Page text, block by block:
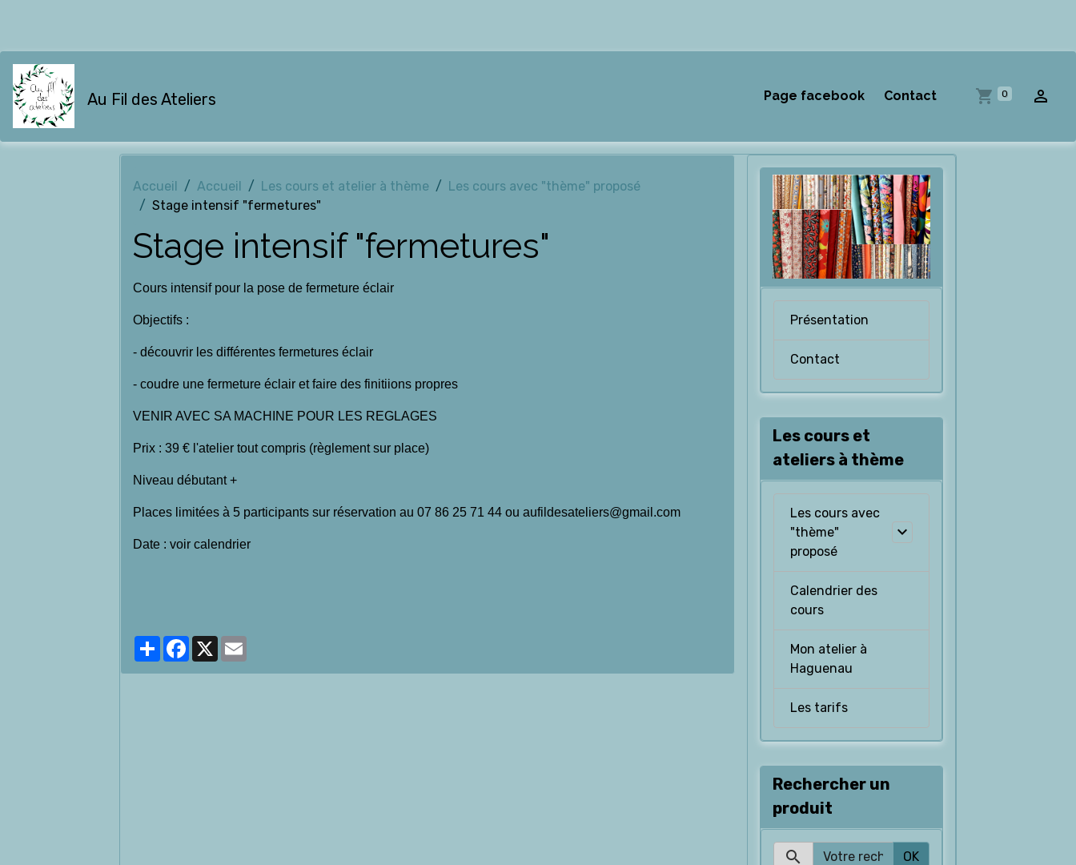
Au Fil des Ateliers Page facebook Contact 0
Accueil Accueil Les cours et atelier à thème
Les cours avec "thème" proposé
Stage intensif "fermetures"
Stage intensif "fermetures"
Cours intensif pour la pose de fermeture éclair
Objectifs :
- découvrir les différentes fermetures éclair
- coudre une fermeture éclair et faire des finitiions propres
VENIR AVEC SA MACHINE POUR LES REGLAGES
Prix : 39 € l'atelier tout compris (règlement sur place)
Niveau débutant +
Places limitées à 5 participants sur réservation au 07 86 25 71 44 ou aufildesateliers@gmail.com
Date : voir calendrier
PartagerFacebook
X
Présentation
Contact
Les cours et
ateliers à thème
Les cours avec
"thème"
proposé
Calendrier des
cours
Mon atelier à
Haguenau
Les tarifs
Rechercher un
produit
OK